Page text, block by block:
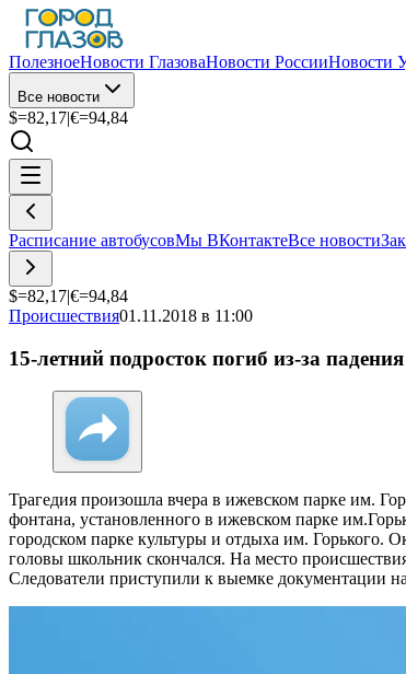
ПолезноеНовости ГлазоваНовости РоссииНовости
Все новости
$=82,17|€=94,84
Расписание автобусовМы ВКонтактеВсе новости
$=82,17|€=94,84
Происшествия01.11.2018 в 11:00
15-летний подросток погиб из-за
Трагедия произошла вчера в ижевском парке им.
фонтана, установленного в ижевском парке
городском парке культуры и отдыха им. Горького.
головы школьник скончался. На место
Следователи приступили к выемке документации